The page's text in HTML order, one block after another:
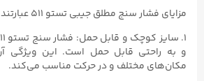
مزایای فشار سنج مطلق جیبی تستو ۵۱۱ عبارتند از:
و به راحتی قابل حمل است. این ویژگی
مکان‌های مختلف و در حرکت مناسب می‌کند.